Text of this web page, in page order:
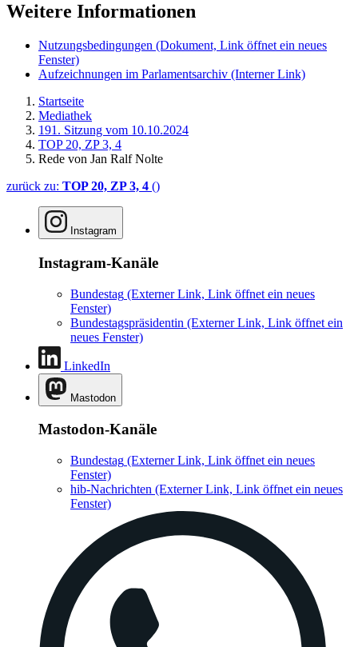
Weitere Informationen
Nutzungsbedingungen (Dokument, Link öffnet ein neues
Fenster)
Aufzeichnungen im Parlamentsarchiv (Interner Link)
Startseite
Mediathek
191. Sitzung vom 10.10.2024
TOP 20, ZP 3, 4
Rede von Jan Ralf Nolte
zurück zu: TOP 20, ZP 3, 4 ()
Instagram
Instagram-Kanäle
Bundestag (Externer Link, Link öffnet ein neues
Fenster)
Bundestagspräsidentin (Externer Link, Link öffnet ein
neues Fenster)
LinkedIn
Mastodon
Mastodon-Kanäle
Bundestag (Externer Link, Link öffnet ein neues
Fenster)
hib-Nachrichten (Externer Link, Link öffnet ein neues
Fenster)